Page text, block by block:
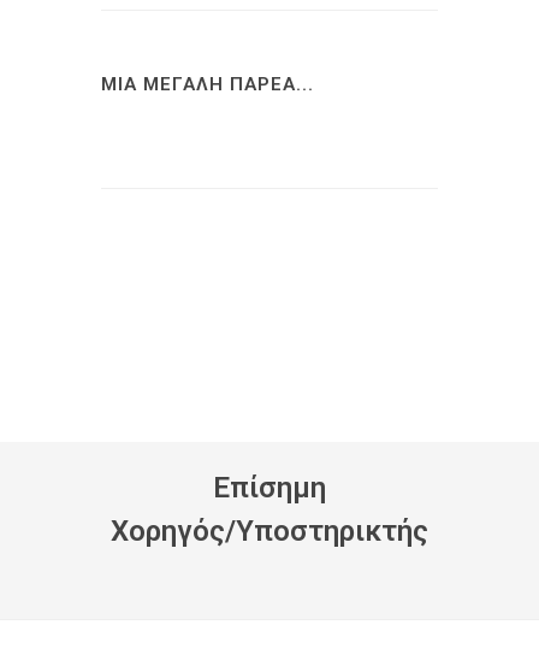
ΜΙΑ ΜΕΓΑΛΗ ΠΑΡΕΑ...
Eπίσημη
Xορηγός/Yποστηρικτής